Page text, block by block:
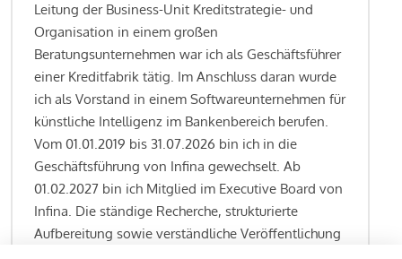
Leitung der Business-Unit Kreditstrategie- und
Organisation in einem großen
Beratungsunternehmen war ich als Geschäftsführer
einer Kreditfabrik tätig. Im Anschluss daran wurde
ich als Vorstand in einem Softwareunternehmen für
künstliche Intelligenz im Bankenbereich berufen.
Vom 01.01.2019 bis 31.07.2026 bin ich in die
Geschäftsführung von Infina gewechselt. Ab
01.02.2027 bin ich Mitglied im Executive Board von
Infina. Die ständige Recherche, strukturierte
Aufbereitung sowie verständliche Veröffentlichung